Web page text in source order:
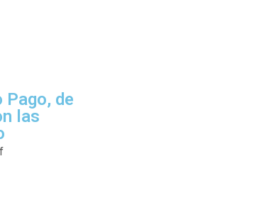
de
las